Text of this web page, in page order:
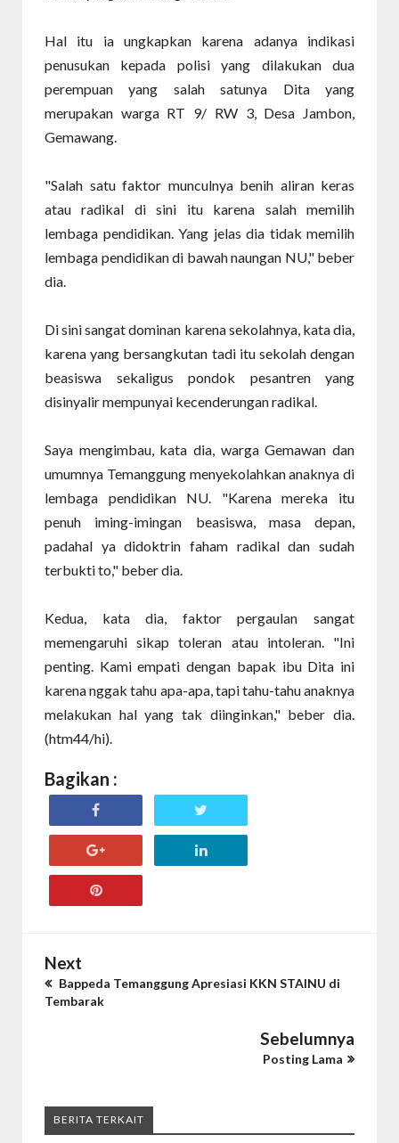
Hal itu ia ungkapkan karena adanya indikasi
penusukan kepada polisi yang dilakukan dua
perempuan yang salah satunya Dita yang
merupakan warga RT 9/ RW 3, Desa Jambon,
Gemawang.
"Salah satu faktor munculnya benih aliran keras
atau radikal di sini itu karena salah memilih
lembaga pendidikan. Yang jelas dia tidak memilih
lembaga pendidikan di bawah naungan NU," beber
dia.
Di sini sangat dominan karena sekolahnya, kata dia,
karena yang bersangkutan tadi itu sekolah dengan
beasiswa sekaligus pondok pesantren yang
disinyalir mempunyai kecenderungan radikal.
Saya mengimbau, kata dia, warga Gemawan dan
umumnya Temanggung menyekolahkan anaknya di
lembaga pendidikan NU. "Karena mereka itu
penuh iming-imingan beasiswa, masa depan,
padahal ya didoktrin faham radikal dan sudah
terbukti to," beber dia.
Kedua, kata dia, faktor pergaulan sangat
memengaruhi sikap toleran atau intoleran. "Ini
penting. Kami empati dengan bapak ibu Dita ini
karena nggak tahu apa-apa, tapi tahu-tahu anaknya
melakukan hal yang tak diinginkan," beber dia.
(htm44/hi).
Bagikan :
Next
Bappeda Temanggung Apresiasi KKN STAINU di
Tembarak
Sebelumnya
Posting Lama
BERITA TERKAIT